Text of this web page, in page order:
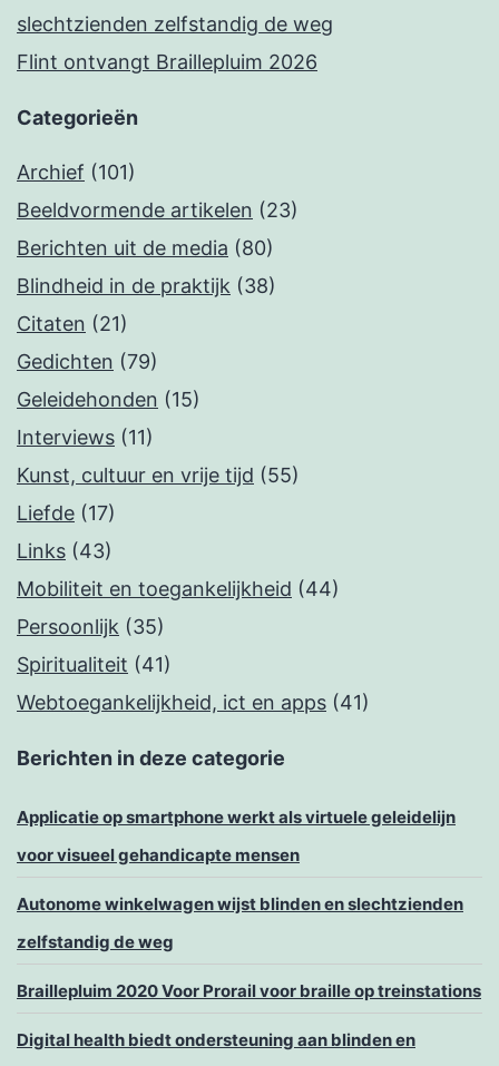
slechtzienden zelfstandig de weg
Flint ontvangt Braillepluim 2026
Categorieën
Archief (101)
Beeldvormende artikelen (23)
Berichten uit de media (80)
Blindheid in de praktijk (38)
Citaten (21)
Gedichten (79)
Geleidehonden (15)
Interviews (11)
Kunst, cultuur en vrije tijd (55)
Liefde (17)
Links (43)
Mobiliteit en toegankelijkheid (44)
Persoonlijk (35)
Spiritualiteit (41)
Webtoegankelijkheid, ict en apps (41)
Berichten in deze categorie
Applicatie op smartphone werkt als virtuele geleidelijn
voor visueel gehandicapte mensen
Autonome winkelwagen wijst blinden en slechtzienden
zelfstandig de weg
Braillepluim 2020 Voor Prorail voor braille op treinstations
Digital health biedt ondersteuning aan blinden en